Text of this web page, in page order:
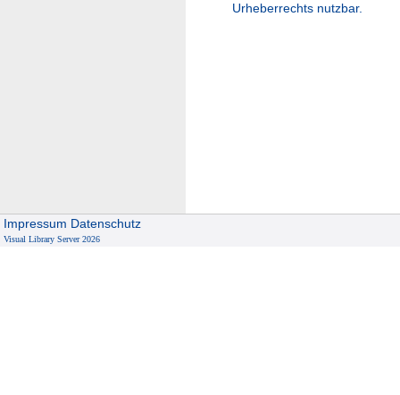
Urheberrechts nutzbar.
Impressum Datenschutz
Visual Library Server 2026